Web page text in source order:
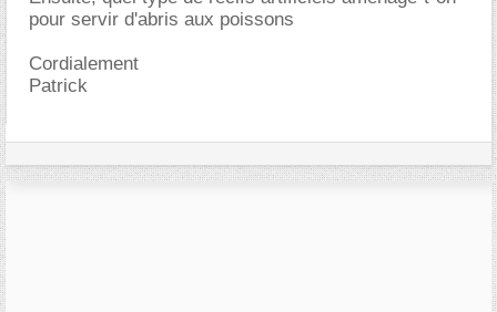
pour servir d'abris aux poissons
Cordialement
Patrick